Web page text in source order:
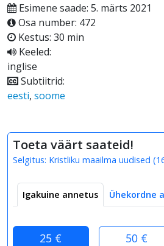
Esimene saade: 5. märts 2021
Osa number: 472
Kestus: 30 min
Keeled:
inglise
Subtiitrid:
eesti, soome
Toeta väärt saateid!
Selgitus: Kristliku maailma uudised (
Igakuine annetus Ühekordne
25 € 50 €